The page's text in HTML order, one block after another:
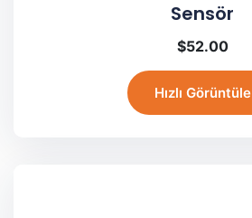
Sensör
$52.00
Hızlı Görüntüle